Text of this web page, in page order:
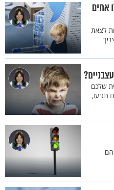
אחים
לצאת
שלכם
תגיעו,